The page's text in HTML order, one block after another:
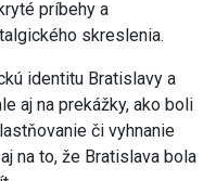
príbehy a
skreslenia.
identitu Bratislavy a
aj na prekážky, ako boli
či vyhnanie
na to, že Bratislava bola